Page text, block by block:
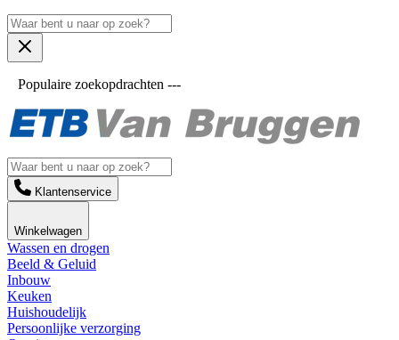
Populaire zoekopdrachten ---
Klantenservice
Winkelwagen
Wassen en drogen
Beeld & Geluid
Inbouw
Keuken
Huishoudelijk
Persoonlijke verzorging